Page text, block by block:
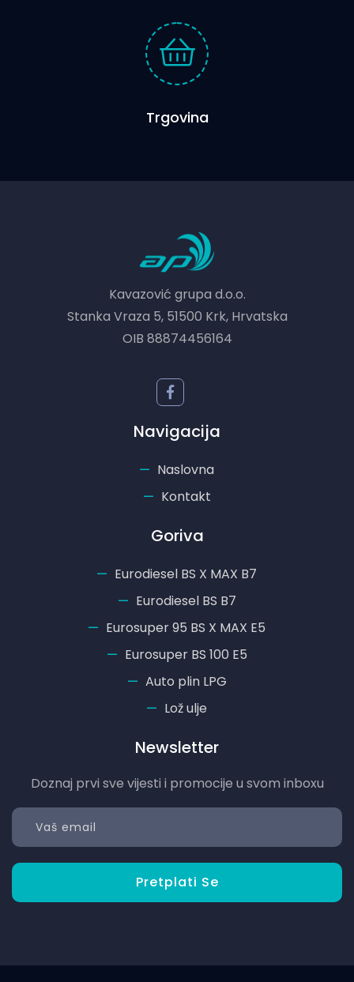
Trgovina
Kavazović grupa d.o.o.
Stanka Vraza 5, 51500 Krk, Hrvatska
OIB 88874456164
Navigacija
Naslovna
Kontakt
Goriva
Eurodiesel BS X MAX B7
Eurodiesel BS B7
Eurosuper 95 BS X MAX E5
Eurosuper BS 100 E5
Auto plin LPG
Lož ulje
Newsletter
Doznaj prvi sve vijesti i promocije u svom inboxu
Pretplati Se